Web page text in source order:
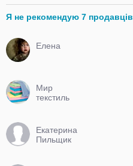
Я не рекомендую 7 продавців
Елена
Мир
текстиль
Екатерина
Пильщик